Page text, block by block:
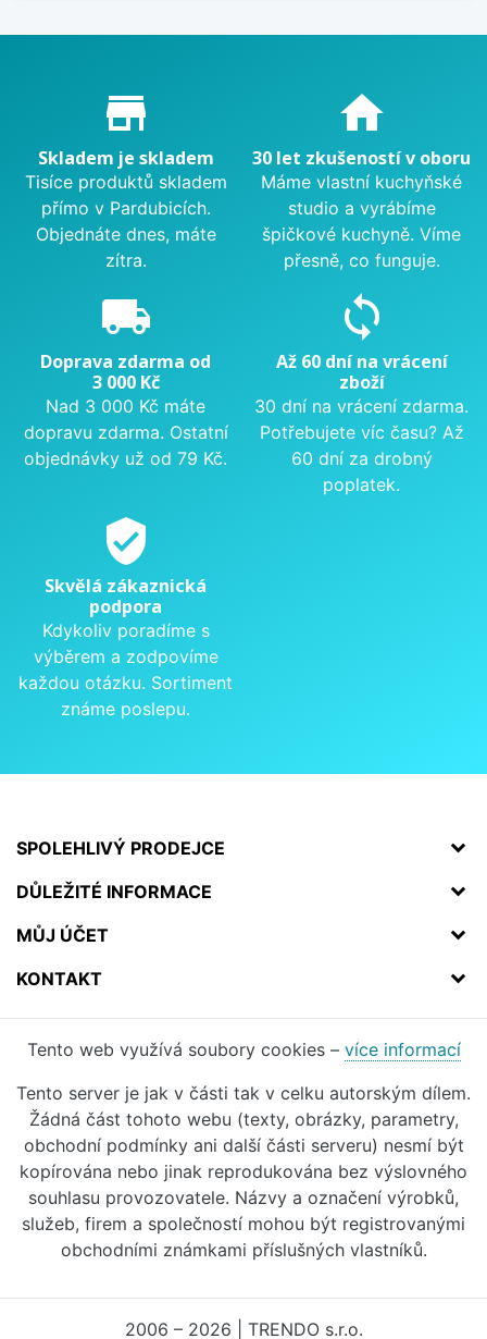
Proč nakupovat u nás?
store_mall_directory
Skladem je skladem
Tisíce produktů skladem
přímo v Pardubicích.
Objednáte dnes, máte
zítra.
home
30 let zkušeností v oboru
Máme vlastní kuchyňské
studio a vyrábíme
špičkové kuchyně. Víme
přesně, co funguje.
local_shipping
Doprava zdarma od
3 000 Kč
Nad 3 000 Kč máte
dopravu zdarma. Ostatní
objednávky už od 79 Kč.
sync
Až 60 dní na vrácení
zboží
30 dní na vrácení zdarma.
Potřebujete víc času? Až
60 dní za drobný
poplatek.
verified_user
Skvělá zákaznická
podpora
Kdykoliv poradíme s
výběrem a zodpovíme
každou otázku. Sortiment
známe poslepu.
SPOLEHLIVÝ PRODEJCE
DŮLEŽITÉ INFORMACE
MŮJ ÚČET
KONTAKT
Tento web využívá soubory cookies – více informací
Tento server je jak v části tak v celku autorským dílem.
Žádná část tohoto webu (texty, obrázky, parametry,
obchodní podmínky ani další části serveru) nesmí být
kopírována nebo jinak reprodukována bez výslovného
souhlasu provozovatele. Názvy a označení výrobků,
služeb, firem a společností mohou být registrovanými
obchodními známkami příslušných vlastníků.
2006 – 2026 | TRENDO s.r.o.